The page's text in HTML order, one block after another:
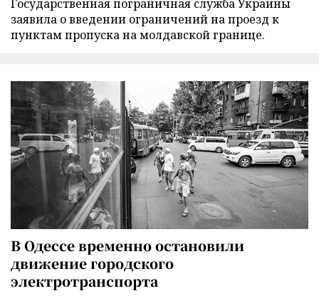
Государственная пограничная служба Украины
заявила о введении ограничений на проезд к
пунктам пропуска на молдавской границе.
В Одессе временно остановили
движение городского
электротранспорта